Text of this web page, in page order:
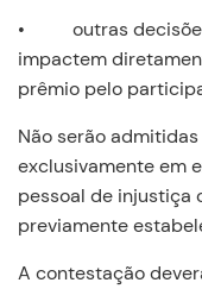
• outras decisões
impactem
prêmio pelo
Não serão
exclusivamente em
pessoal de injustiça
previamente
A contestação